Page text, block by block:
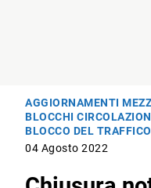
AGGIORNAMENTI
BLOCCHI
BLOCCO DEL
04 Agosto 2022